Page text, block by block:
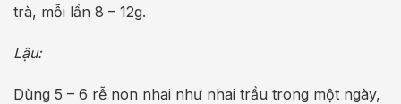
trà, mỗi lần 8 – 12g.
Lậu:
Dùng 5 – 6 rễ non nhai như nhai trầu trong một ngày,